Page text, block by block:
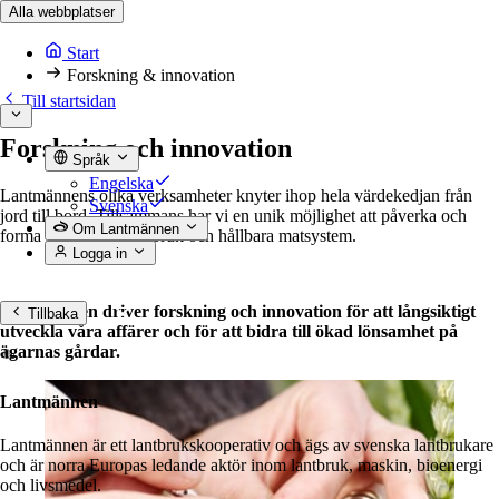
Alla webbplatser
Start
Forskning & innovation
Språk
Engelska
Svenska
Om Lantmännen
Logga in
Tillbaka
Lantmännen
Lantmännen är ett lantbrukskooperativ och ägs av svenska lantbrukare
och är norra Europas ledande aktör inom lantbruk, maskin, bioenergi
och livsmedel.
Till startsidan
Forskning och innovation
Lantmännens olika verksamheter knyter ihop hela värdekedjan från
jord till bord. Tillsammans har vi en unik möjlighet att påverka och
forma framtidens jordbruk och hållbara matsystem.
Lantmännen driver forskning och innovation för att långsiktigt
utveckla våra affärer och för att bidra till ökad lönsamhet på
ägarnas gårdar.